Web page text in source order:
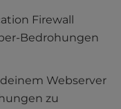
Firewall
Bedrohungen
Webserver
zu